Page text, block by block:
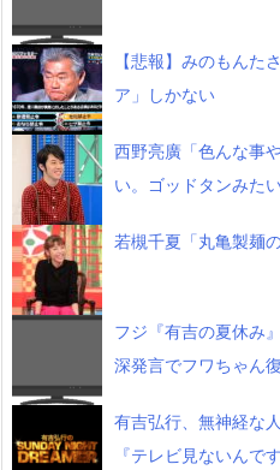
【悲報】みのもんた
ア」しかない
西野亮廣「色んな事
い。ゴッドタンみた
若槻千夏「丸亀製麺
フジ『有吉の夏休み
深発言でフワちゃん
有吉弘行、無神経な
『テレビ見ないんで